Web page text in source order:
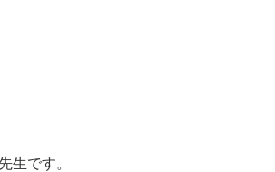
生です。